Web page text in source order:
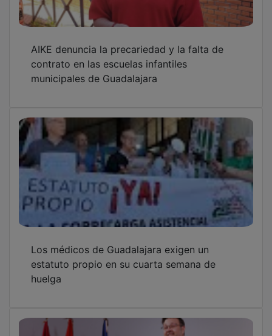
huelga
Guadalajara contará con 38 escuelas
infantiles en el programa regional de
gratuidad para niños de 2 a 3 años